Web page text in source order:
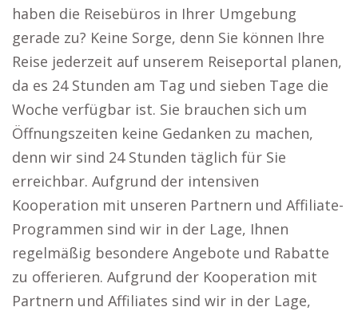
haben die Reisebüros in Ihrer Umgebung
gerade zu? Keine Sorge, denn Sie können Ihre
Reise jederzeit auf unserem Reiseportal planen,
da es 24 Stunden am Tag und sieben Tage die
Woche verfügbar ist. Sie brauchen sich um
Öffnungszeiten keine Gedanken zu machen,
denn wir sind 24 Stunden täglich für Sie
erreichbar. Aufgrund der intensiven
Kooperation mit unseren Partnern und Affiliate-
Programmen sind wir in der Lage, Ihnen
regelmäßig besondere Angebote und Rabatte
zu offerieren. Aufgrund der Kooperation mit
Partnern und Affiliates sind wir in der Lage,